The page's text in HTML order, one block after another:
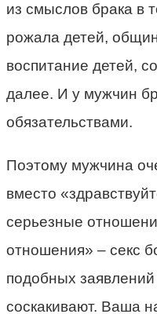
из смыслов брака в
рожала детей,
воспитание детей,
далее. И у мужчин
обязательствами.
Поэтому мужчина
вместо
серьезные
отношения» – секс
подобных
соскакивают. Ваша